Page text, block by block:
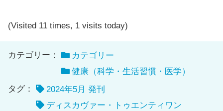
(Visited 11 times, 1 visits today)
カテゴリー：
カテゴリー
健康（科学・生活習慣・医学）
タグ：
2024年5月 発刊
ディスカヴァー・トゥエンティワン